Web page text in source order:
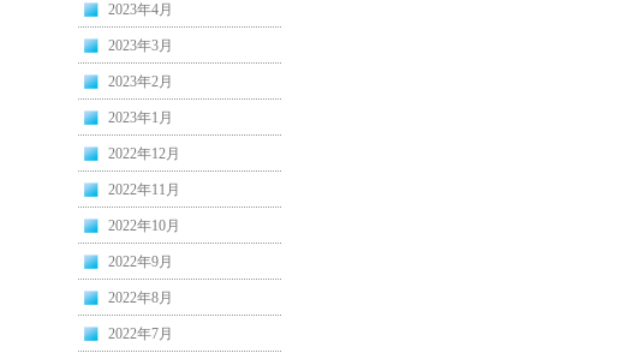
2023年4月
2023年3月
2023年2月
2023年1月
2022年12月
2022年11月
2022年10月
2022年9月
2022年8月
2022年7月